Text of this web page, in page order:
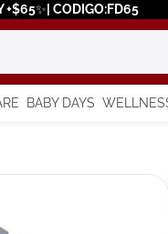
+$65✨| CODIGO:FD65
BABY DAYS